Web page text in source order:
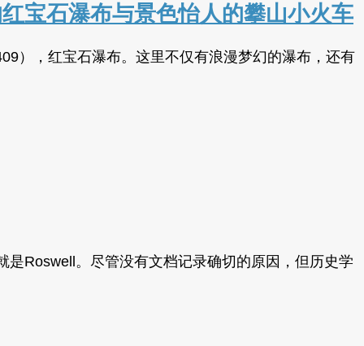
石瀑布与景色怡人的攀山小火车
），红宝石瀑布。这里不仅有浪漫梦幻的瀑布，还有
Roswell。尽管没有文档记录确切的原因，但历史学